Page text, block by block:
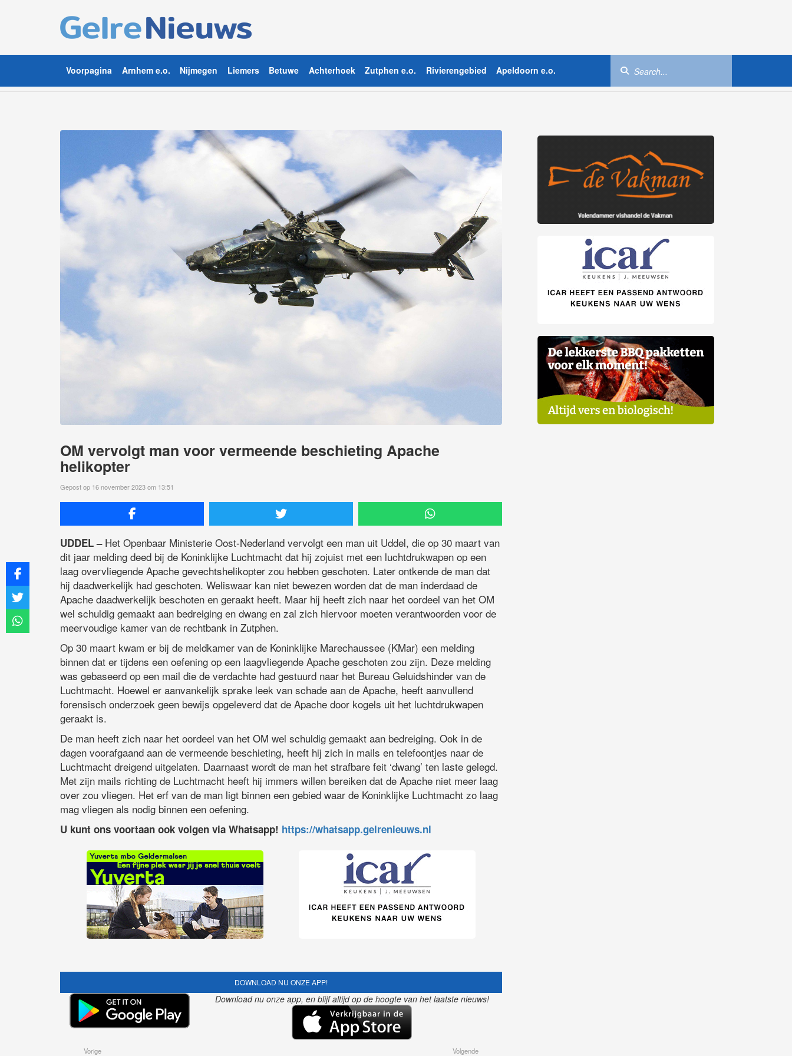
Voorpagina Arnhem e.o. Nijmegen Liemers Betuwe Achterhoek Zutphen e.o. Rivierengebied Apeldoorn e.o.
OM vervolgt man voor vermeende beschieting Apache
helikopter
Gepost op 16 november 2023 om 13:51
UDDEL –Het Openbaar Ministerie Oost-Nederland vervolgt een man uit Uddel, die op 30 maart van
dit jaar melding deed bij de Koninklijke Luchtmacht dat hij zojuist met een luchtdrukwapen op een
laag overvliegende Apache gevechtshelikopter zou hebben geschoten. Later ontkende de man dat
hij daadwerkelijk had geschoten. Weliswaar kan niet bewezen worden dat de man inderdaad de
Apache daadwerkelijk beschoten en geraakt heeft. Maar hij heeft zich naar het oordeel van het OM
wel schuldig gemaakt aan bedreiging en dwang en zal zich hiervoor moeten verantwoorden voor de
meervoudige kamer van de rechtbank in Zutphen.
Op 30 maart kwam er bij de meldkamer van de Koninklijke Marechaussee (KMar) een melding
binnen dat er tijdens een oefening op een laagvliegende Apache geschoten zou zijn. Deze melding
was gebaseerd op een mail die de verdachte had gestuurd naar het Bureau Geluidshinder van de
Luchtmacht. Hoewel er aanvankelijk sprake leek van schade aan de Apache, heeft aanvullend
forensisch onderzoek geen bewijs opgeleverd dat de Apache door kogels uit het luchtdrukwapen
geraakt is.
De man heeft zich naar het oordeel van het OM wel schuldig gemaakt aan bedreiging. Ook in de
dagen voorafgaand aan de vermeende beschieting, heeft hij zich in mails en telefoontjes naar de
Luchtmacht dreigend uitgelaten. Daarnaast wordt de man het strafbare feit ‘dwang’ ten laste gelegd.
Met zijn mails richting de Luchtmacht heeft hij immers willen bereiken dat de Apache niet meer laag
over zou vliegen. Het erf van de man ligt binnen een gebied waar de Koninklijke Luchtmacht zo laag
mag vliegen als nodig binnen een oefening.
U kunt ons voortaan ook volgen via Whatsapp! https://whatsapp.gelrenieuws.nl
DOWNLOAD NU ONZE APP!
Download nu onze app, en blijf altijd op de hoogte van het laatste nieuws!
Vorige Volgende